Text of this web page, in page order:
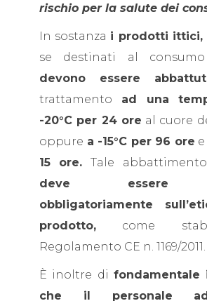
rischio per la salute dei
In sostanza i prodotti ittici,
se destinati al
devono essere
trattamento ad una
-20°C per 24 ore al cuore
oppure a -15°C per 96 ore e
15 ore.Tale
deve essere
obbligatoriamente
prodotto, come
Regolamento CE n. 1169/2011.
È inoltre di fondamentale
che il personale